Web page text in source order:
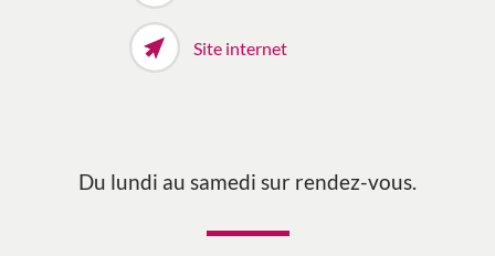
Site internet
Du lundi au samedi sur rendez-vous.